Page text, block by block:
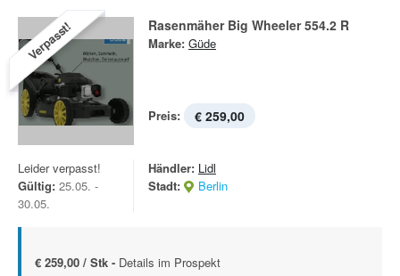
Verpasst! Rasenmäher Big Wheeler 554.2 R
Marke: Güde
Preis: € 259,00
Leider verpasst!
Gültig: 25.05. -
30.05.
Händler: Lidl
Stadt:
Berlin
€ 259,00 / Stk - Details im Prospekt